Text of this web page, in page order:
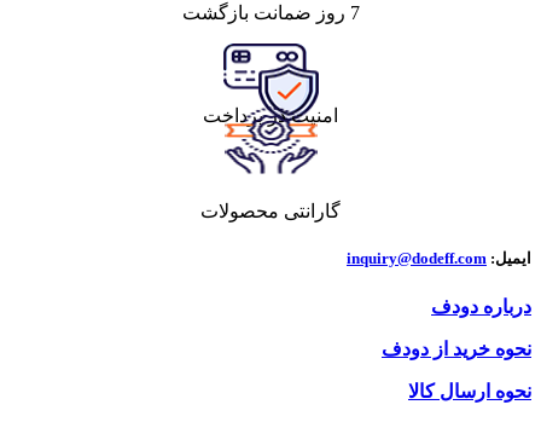
7 روز ضمانت بازگشت
امنیت در پرداخت
گارانتی محصولات
ایمیل: inquiry@dodeff.com
درباره دودف
نحوه خرید از دودف
نحوه ارسال کالا